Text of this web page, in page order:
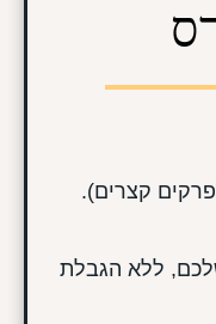
ללא הגבלת